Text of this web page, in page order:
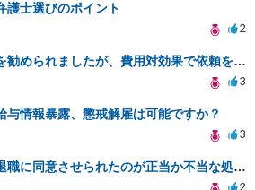
護士選びのポイント
2
警察には弁護士を勧められましたが、費用対効果で依頼をすることを躊躇しています。
3
与情報暴露、懲戒解雇は可能ですか？
3
会社からの諭旨退職に同意させられたのが正当か不当な処分かどうか教えてほしい
2